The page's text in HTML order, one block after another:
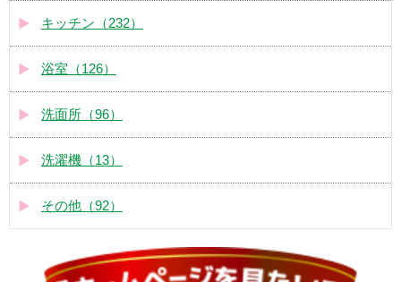
キッチン（232）
浴室（126）
洗面所（96）
洗濯機（13）
その他（92）